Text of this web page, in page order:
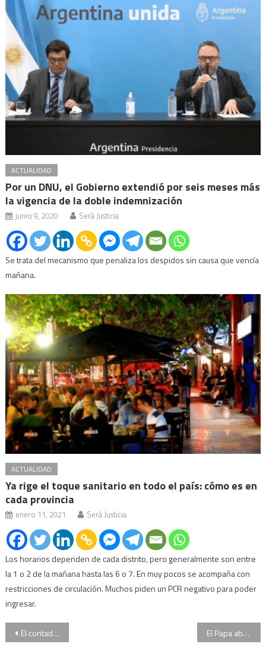
ACTUALIDAD
Por un DNU, el Gobierno extendió por seis meses más
la vigencia de la doble indemnización
junio 9, 2020 Será Justicia
Se trata del mecanismo que penaliza los despidos sin causa que vencía
mañana.
ACTUALIDAD
Ya rige el toque sanitario en todo el país: cómo es en
cada provincia
enero 11, 2021 Será Justicia
Los horarios dependen de cada distrito, pero generalmente son entre
la 1 o 2 de la mañana hasta las 6 o 7. En muy pocos se acompaña con
restricciones de circulación. Muchos piden un PCR negativo para poder
ingresar.
Navegación
El contador Marcelo Balcedo se “arrepintió” y aportó datos sobre los bienes del sindicalista El Papa abrió la cumbre antipederastia en Roma